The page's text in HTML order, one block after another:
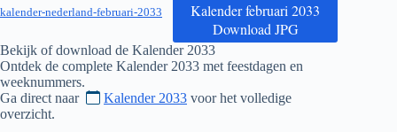
kalender-nederland-februari-2033
Kalender februari 2033
Download JPG
Bekijk of download de Kalender 2033
Ontdek de complete Kalender 2033 met feestdagen en
weeknummers.
Ga direct naar
Kalender 2033 voor het volledige
overzicht.